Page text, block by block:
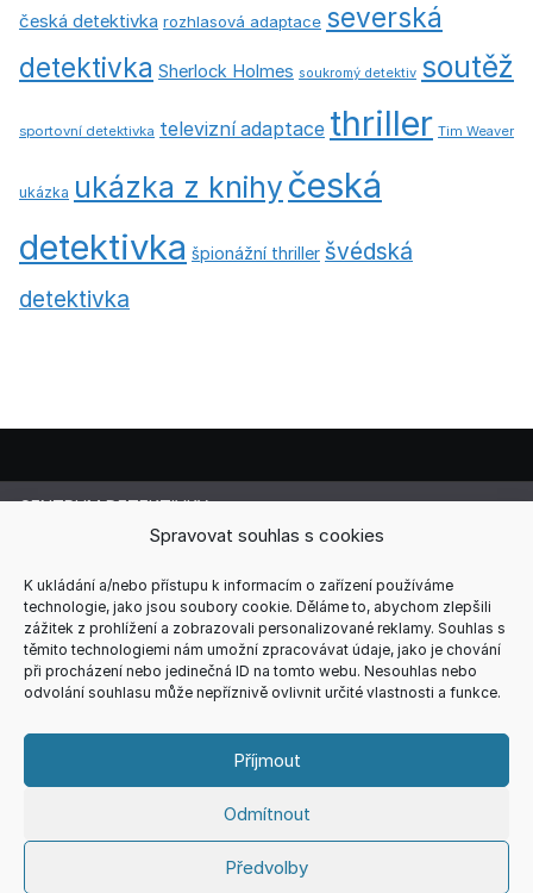
Spravovat souhlas s cookies
K ukládání a/nebo přístupu k informacím o zařízení používáme
technologie, jako jsou soubory cookie. Děláme to, abychom zlepšili
zážitek z prohlížení a zobrazovali personalizované reklamy. Souhlas s
těmito technologiemi nám umožní zpracovávat údaje, jako je chování
při procházení nebo jedinečná ID na tomto webu. Nesouhlas nebo
odvolání souhlasu může nepříznivě ovlivnit určité vlastnosti a funkce.
Příjmout
Odmítnout
Předvolby
česká detektivka rozhlasová adaptace severská
detektivka Sherlock Holmes soukromý detektiv soutěž
sportovní detektivka televizní adaptace thriller Tim Weaver
ukázka ukázka z knihy česká
detektivka špionážní thriller švédská
detektivka
CENTRUM DETEKTIVKY
Lucie Cermanová
Telefon: +420 607 856 085
E-mail: redakce@centrum-detektivky.cz
Jakékoliv přebírání obsahu povoleno pouze s písemným
souhlasem redakce.
ZÁSADY ZPRACOVÁNÍ OSOBNÍCH ÚDAJŮ
Copyright © 2026CENTRUM DETEKTIVKYTheme. All rights